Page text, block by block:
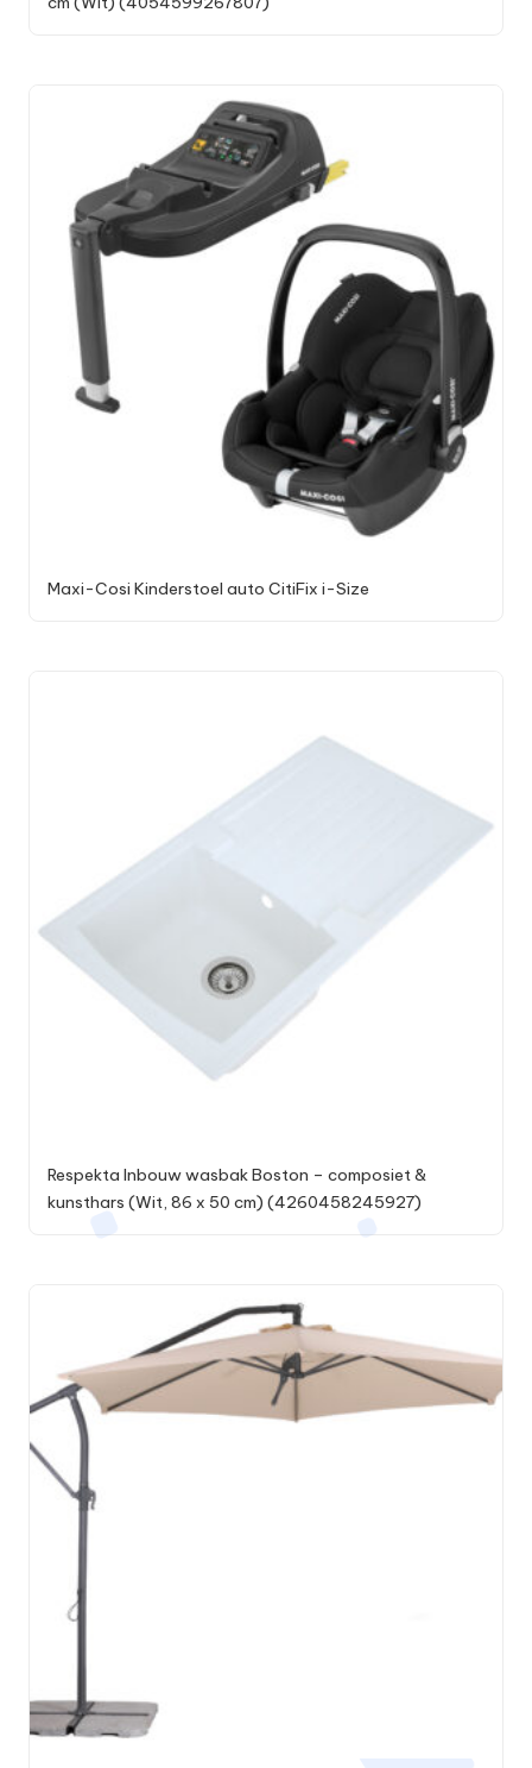
Maxi-Cosi Kinderstoel auto CitiFix i-Size
Respekta Inbouw wasbak Boston – composiet &
kunsthars (Wit, 86 x 50 cm) (4260458245927)